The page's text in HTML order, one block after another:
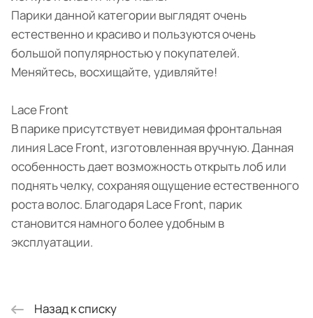
Парики данной категории выглядят очень
естественно и красиво и пользуются очень
большой популярностью у покупателей.
Меняйтесь, восхищайте, удивляйте!
Lace Front
В парике присутствует невидимая фронтальная
линия Lace Front, изготовленная вручную. Данная
особенность дает возможность открыть лоб или
поднять челку, сохраняя ощущение естественного
роста волос. Благодаря Lace Front, парик
становится намного более удобным в
эксплуатации.
Назад к списку